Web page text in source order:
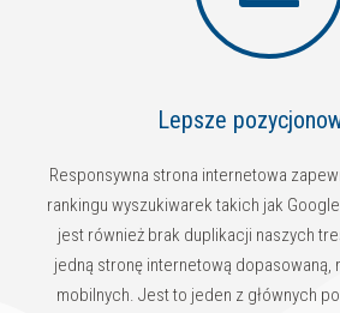
Lepsze
Responsywna strona internetowa
rankingu wyszukiwarek takich jak
jest również brak duplikacji naszych
jedną stronę internetową dopasowaną,
mobilnych. Jest to jeden z głównych